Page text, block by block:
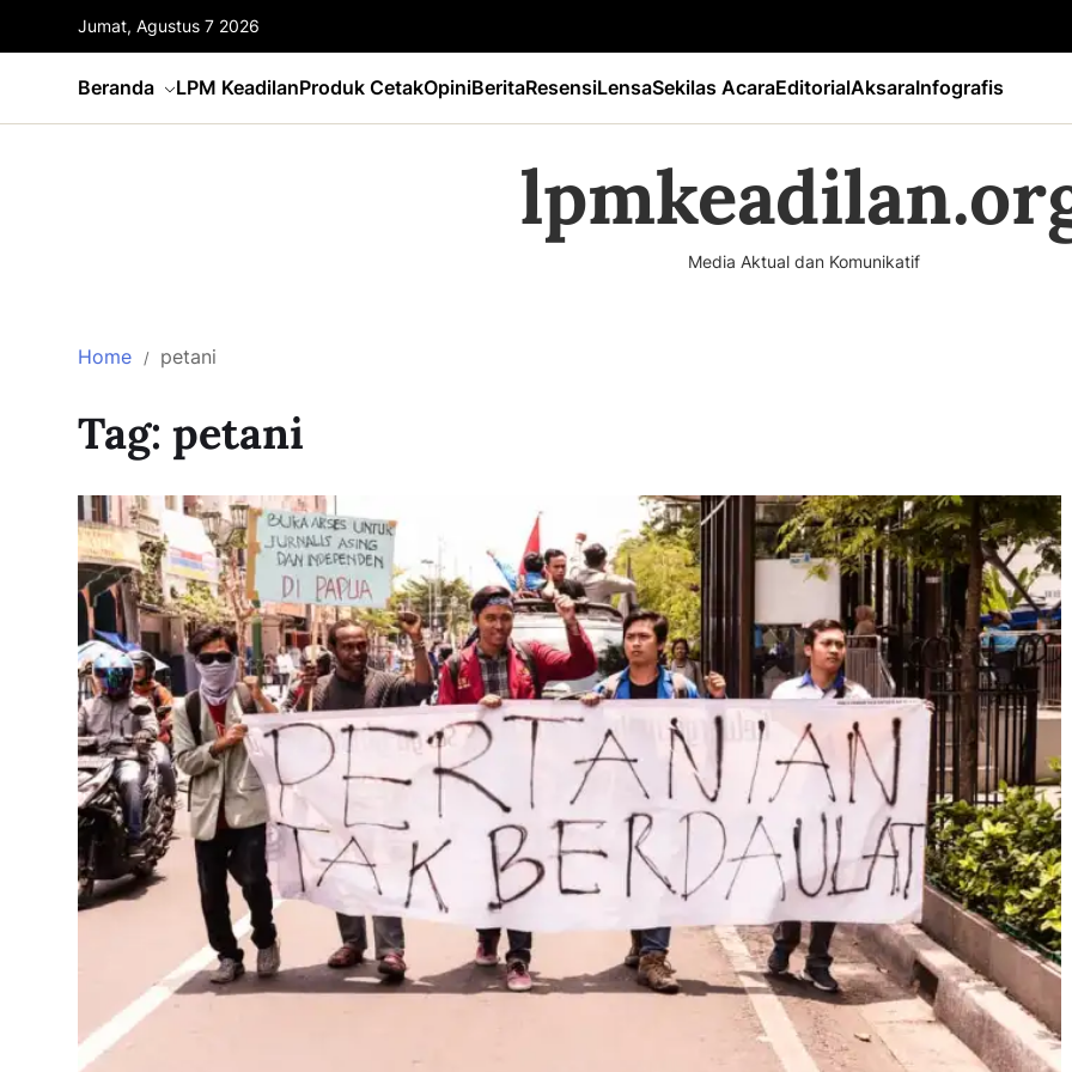
Jumat, Agustus 7 2026
Beranda LPM KeadilanProduk CetakOpiniBeritaResensiLensaSekilas AcaraEditorialAksaraInfografis
Media Aktual dan Komunikatif
Home petani
Tag: petani